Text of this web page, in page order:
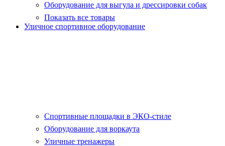
Оборудование для выгула и дрессировки собак
Показать все товары
Уличное спортивное оборудование
Спортивные площадки в ЭКО-стиле
Оборудование для воркаута
Уличные тренажеры